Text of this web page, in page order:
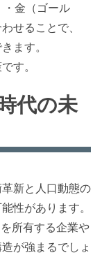
・金（ゴール
せることで、
ます。
す。
代の未
新と人口動態の
性があります。
所有する企業や
が強まるでしょ